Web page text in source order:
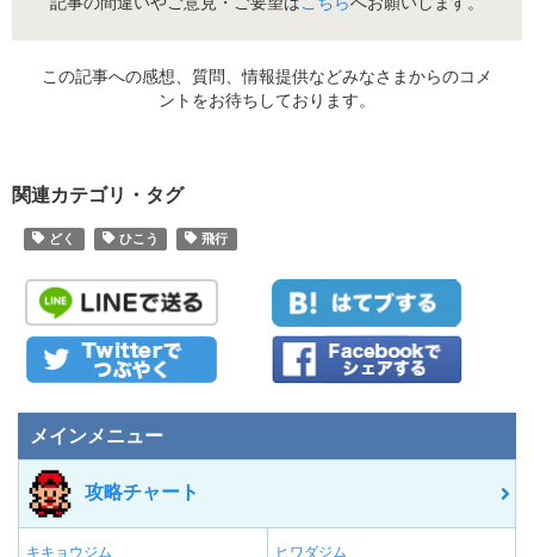
この記事への感想、質問、情報提供などみなさまからのコメ
ントをお待ちしております。
関連カテゴリ・タグ
どく ひこう 飛行
メインメニュー
攻略チャート
キキョウジム ヒワダジム